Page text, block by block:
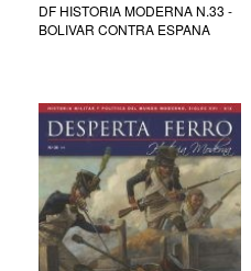
DF HISTORIA MODERNA N.33 -
BOLIVAR CONTRA ESPANA